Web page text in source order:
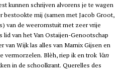
kunnen schrijven alvorens je te wagen
bestookte mij (samen met Jacob Groot,
van de weeromstuit met zeer vrije
lid van het Van Ostaijen-Genootschap
van Wijk las alles van Marnix Gijsen en
vermorzelen. Blèh, riep ik en trok Van
in de schoolkrant. Querelles des